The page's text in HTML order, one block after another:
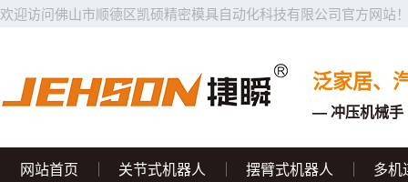
欢迎访问佛山市顺德区凯硕精密模具自动化科技有限公司官方网站
泛家居、
— 冲压机械手
网站首页 关节式机器人 摆臂式机器人 多机